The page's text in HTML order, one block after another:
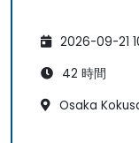
2026-09-21
42 時間
Osaka